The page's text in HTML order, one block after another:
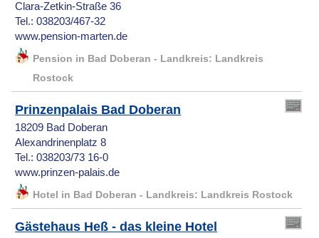
Clara-Zetkin-Straße 36
Tel.: 038203/467-32
www.pension-marten.de
Pension in Bad Doberan - Landkreis: Landkreis
Rostock
Prinzenpalais Bad Doberan
18209 Bad Doberan
Alexandrinenplatz 8
Tel.: 038203/73 16-0
www.prinzen-palais.de
Hotel in Bad Doberan - Landkreis: Landkreis Rostock
Gästehaus Heß - das kleine Hotel